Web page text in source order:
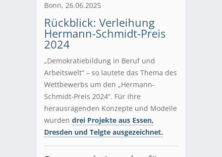
Bonn, 26.06.2025
Rückblick: Verleihung
Hermann-Schmidt-Preis
2024
„Demokratiebildung in Beruf und
Arbeitswelt“ – so lautete das Thema des
Wettbewerbs um den „Hermann-
Schmidt-Preis 2024“. Für ihre
herausragenden Konzepte und Modelle
wurden drei Projekte aus Essen,
Dresden und Telgte ausgezeichnet.